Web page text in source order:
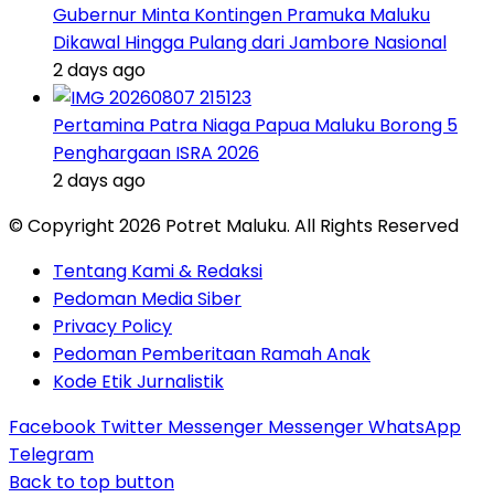
Gubernur Minta Kontingen Pramuka Maluku
Dikawal Hingga Pulang dari Jambore Nasional
2 days ago
Pertamina Patra Niaga Papua Maluku Borong 5
Penghargaan ISRA 2026
2 days ago
© Copyright 2026 Potret Maluku. All Rights Reserved
Tentang Kami & Redaksi
Pedoman Media Siber
Privacy Policy
Pedoman Pemberitaan Ramah Anak
Kode Etik Jurnalistik
Facebook Twitter Messenger MessengerWhatsApp
Telegram
Back to top button